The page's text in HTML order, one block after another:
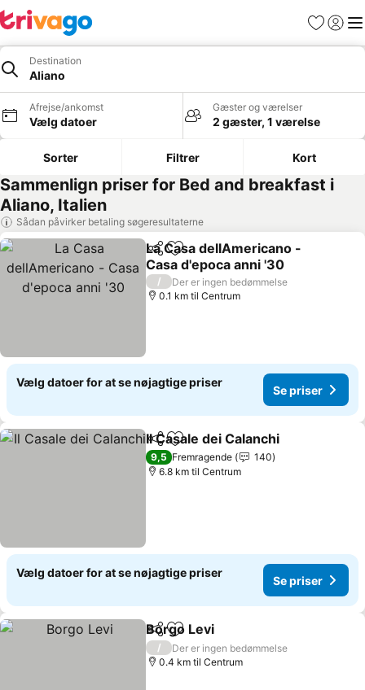
Favoritter
Log ind
Destination
Aliano
Afrejse/ankomst
Vælg datoer
Gæster og værelser
2 gæster, 1 værelse
Sorter Filtrer Kort
Sammenlign priser for Bed and breakfast i
Aliano, Italien
Sådan påvirker betaling søgeresultaterne
Del Føj til favoritter
La Casa dellAmericano -
Casa d'epoca anni '30
Se priser
/
Der er ingen bedømmelse
0.1 km til Centrum
Vælg datoer for at se nøjagtige priser
Se priser
Del Føj til favoritter
Il Casale dei Calanchi
9,5 Fremragende
140
6.8 km til Centrum
Vælg datoer for at se nøjagtige priser
Se priser
Del Føj til favoritter
Borgo Levi
/
Der er ingen bedømmelse
0.4 km til Centrum